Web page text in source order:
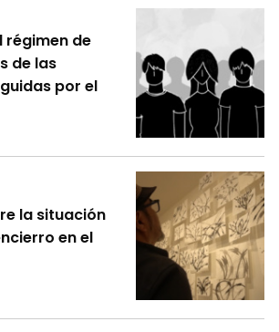
régimen de
de las
por el
la situación
en el